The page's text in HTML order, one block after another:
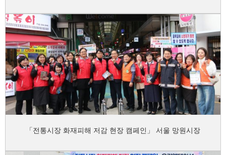
「전통시장 화재피해 저감 현장 캠페인」 서울 망원시장